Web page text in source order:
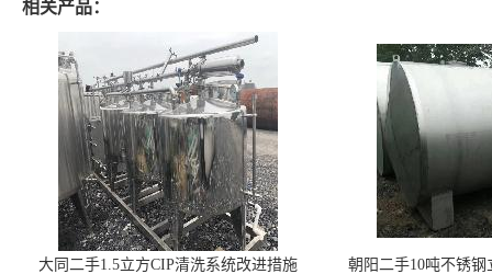
相关产品：
大同二手1.5立方CIP清洗系统改进措施 朝阳二手10吨不锈